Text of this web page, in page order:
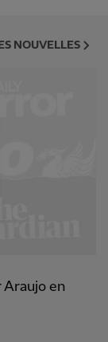
NOUVELLES
en